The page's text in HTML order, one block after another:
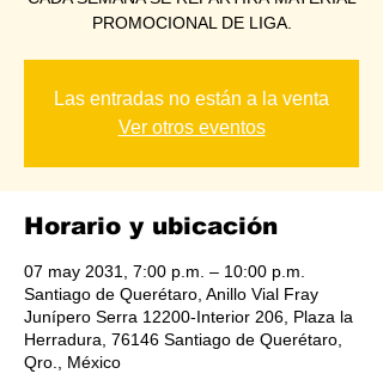
PROMOCIONAL DE LIGA.
Las entradas no están a la venta
Ver otros eventos
Horario y ubicación
07 may 2031, 7:00 p.m. – 10:00 p.m.
Santiago de Querétaro, Anillo Vial Fray
Junípero Serra 12200-Interior 206, Plaza la
Herradura, 76146 Santiago de Querétaro,
Qro., México